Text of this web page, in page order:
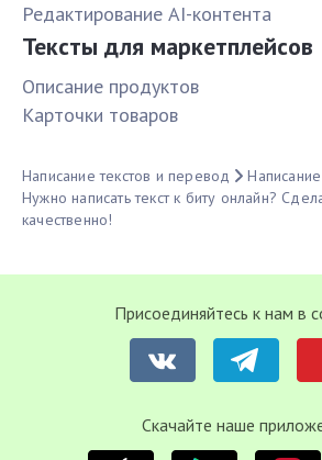
Редактирование AI-контента
Тексты для маркетплейсов
Описание продуктов
Карточки товаров
Написание текстов и перевод
Нужно написать текст к биту онлайн?
качественно!
Присоединяйтесь к нам в
Cкачайте наше